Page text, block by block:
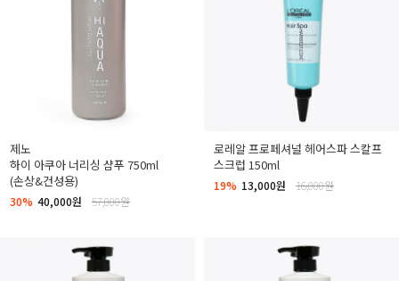
제노
하이 아쿠아 너리싱 샴푸 750ml
(손상&건성용)
30% 40,000원 57,000원
로레알 프로페셔널 헤어스파 스칼프
스크럽 150ml
19% 13,000원 16,000원